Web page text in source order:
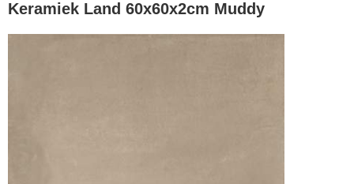
Keramiek Land 60x60x2cm Muddy